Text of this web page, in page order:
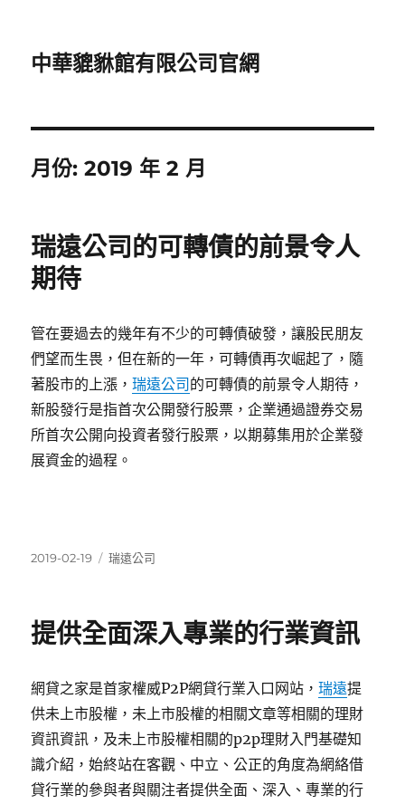
中華貔貅館有限公司官網
月份:2019 年 2 月
瑞遠公司的可轉債的前景令人
期待
管在要過去的幾年有不少的可轉債破發，讓股民朋友
們望而生畏，但在新的一年，可轉債再次崛起了，隨
著股市的上漲，瑞遠公司 的可轉債的前景令人期待，
新股發行是指首次公開發行股票，企業通過證券交易
所首次公開向投資者發行股票，以期募集用於企業發
展資金的過程。
發
2019-02-19
分
瑞遠公司
提供全面深入專業的行業資訊
網貸之家是首家權威P2P網貸行業入口网站，瑞遠提
供未上市股權，未上市股權的相關文章等相關的理財
資訊資訊，及未上市股權相關的p2p理財入門基礎知
識介紹，始終站在客觀、中立、公正的角度為網絡借
貸行業的參與者與關注者提供全面、深入、專業的行